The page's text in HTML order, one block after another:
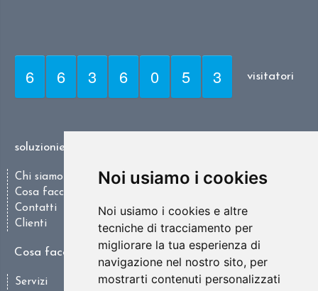
Noi usiamo i cookies
Noi usiamo i cookies e altre
tecniche di tracciamento per
migliorare la tua esperienza di
navigazione nel nostro sito, per
mostrarti contenuti personalizzati
6 6 3 6 0 5 3 visitatori
soluzioniesc.it
Chi siamo
Cosa facciamo
Contatti
Clienti
Cosa facciamo
Servizi